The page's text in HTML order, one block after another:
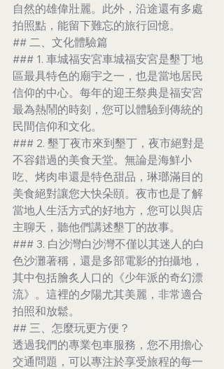
自然的雄偉壯麗。此外，沿途還有多處
拍照點，能留下難忘的旅行回憶。
## 二、文化體驗篇
### 1. 車城福安宮車城福安宮是墾丁地
區最具特色的廟宇之一，也是當地居民
信仰的中心。每年的迎王祭典是福安宮
最為熱鬧的時刻，您可以體驗到傳統的
民間信仰和文化。
### 2. 墾丁夜市來到墾丁，夜市絕對是
不容錯過的美食天堂。無論是海鮮小
吃、烤肉串還是特色甜品，琳瑯滿目的
美食絕對讓您大快朵頤。夜市也是了解
當地人生活方式的好地方，您可以與店
主聊天，聽他們講述墾丁的故事。
### 3. 白沙灣白沙灣不僅以其迷人的白
色沙灘著稱，還是多部電影的拍攝地，
其中包括膾炙人口的《少年派的奇幻漂
流》。這裡的夕陽尤其美麗，非常適合
拍照和放鬆。
## 三、怎麼玩更方便？
透過我們的專業包車服務，您不用擔心
交通問題，可以專注於享受旅程的每一